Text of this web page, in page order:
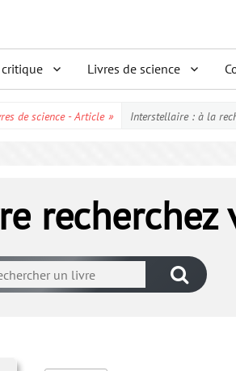
Livres de science
de science - Article » Interstellaire : à la
recherchez